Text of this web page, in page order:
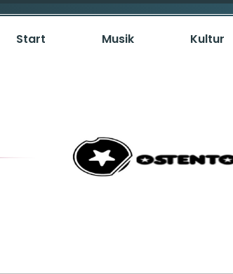
Start Musik Kultur